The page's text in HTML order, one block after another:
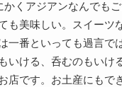
かくアジアンなんでもご
も美味しい。スイーツ
一番といっても過言で
いける、呑むのもいけ
店です。お土産にもで